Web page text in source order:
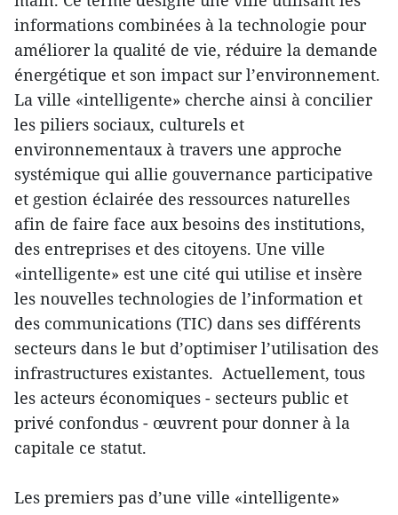
informations combinées à la technologie pour
améliorer la qualité de vie, réduire la demande
énergétique et son impact sur l’environnement.
La ville «intelligente» cherche ainsi à concilier
les piliers sociaux, culturels et
environnementaux à travers une approche
systémique qui allie gouvernance participative
et gestion éclairée des ressources naturelles
afin de faire face aux besoins des institutions,
des entreprises et des citoyens. Une ville
«intelligente» est une cité qui utilise et insère
les nouvelles technologies de l’information et
des communications (TIC) dans ses différents
secteurs dans le but d’optimiser l’utilisation des
infrastructures existantes. Actuellement, tous
les acteurs économiques - secteurs public et
privé confondus - œuvrent pour donner à la
capitale ce statut.
Les premiers pas d’une ville «intelligente»